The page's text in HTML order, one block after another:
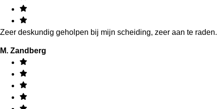
Zeer deskundig geholpen bij mijn scheiding, zeer aan te raden.
M. Zandberg